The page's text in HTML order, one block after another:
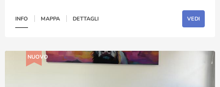
INFO MAPPA DETTAGLI VEDI
NUOVO